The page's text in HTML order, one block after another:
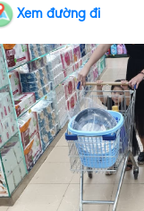
Xem đường đi